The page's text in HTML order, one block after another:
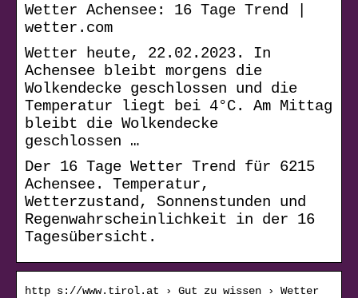
Wetter Achensee: 16 Tage Trend |
wetter.com
Wetter heute, 22.02.2023. In
Achensee bleibt morgens die
Wolkendecke geschlossen und die
Temperatur liegt bei 4°C. Am Mittag
bleibt die Wolkendecke
geschlossen …
Der 16 Tage Wetter Trend für 6215
Achensee. Temperatur,
Wetterzustand, Sonnenstunden und
Regenwahrscheinlichkeit in der 16
Tagesübersicht.
http s://www.tirol.at › Gut zu wissen › Wetter